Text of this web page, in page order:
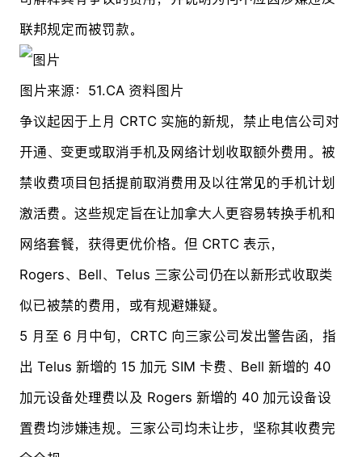
联邦规定而被罚款。
图片来源：51.CA 资料图片
争议起因于上月 CRTC 实施的新规，禁止电信公司对
开通、变更或取消手机及网络计划收取额外费用。被
禁收费项目包括提前取消费用及以往常见的手机计划
激活费。这些规定旨在让加拿大人更容易转换手机和
网络套餐，获得更优价格。但 CRTC 表示，
Rogers、Bell、Telus 三家公司仍在以新形式收取类
似已被禁的费用，或有规避嫌疑。
5 月至 6 月中旬，CRTC 向三家公司发出警告函，指
出 Telus 新增的 15 加元 SIM 卡费、Bell 新增的 40
加元设备处理费以及 Rogers 新增的 40 加元设备设
置费均涉嫌违规。三家公司均未让步，坚称其收费完